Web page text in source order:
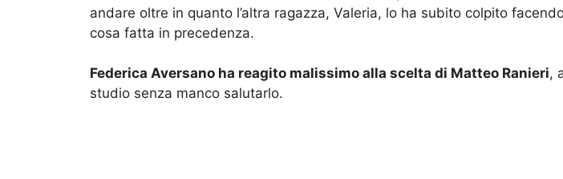
andare oltre in quanto l’altra ragazza, Valeria, lo ha subito colpito
cosa fatta in precedenza.
Federica Aversano ha reagito malissimo alla scelta di Matteo Ranieri,
studio senza manco salutarlo.